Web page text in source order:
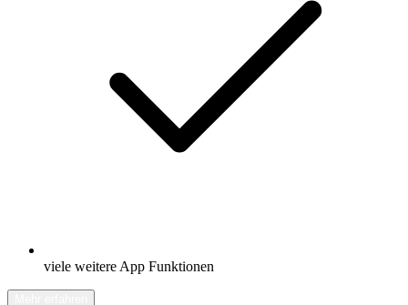
viele weitere App Funktionen